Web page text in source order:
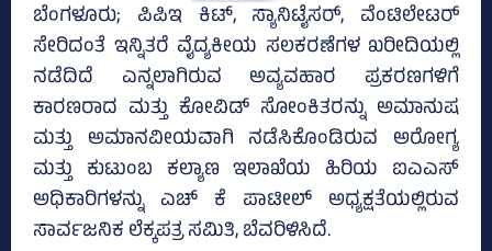
ಬೆಂಗಳೂರು; ಪಿಪಿಇ ಕಿಟ್‌, ಸ್ಯಾನಿಟೈಸರ್‌, ವೆಂಟಿಲೇಟರ್‌
ಸೇರಿದಂತೆ ಇನ್ನಿತರೆ ವೈದ್ಯಕೀಯ ಸಲಕರಣೆಗಳ ಖರೀದಿಯಲ್ಲಿ
ನಡೆದಿದೆ ಎನ್ನಲಾಗಿರುವ ಅವ್ಯವಹಾರ ಪ್ರಕರಣಗಳಿಗೆ
ಕಾರಣರಾದ ಮತ್ತು ಕೋವಿಡ್‌ ಸೋಂಕಿತರನ್ನು ಅಮಾನುಷ
ಮತ್ತು ಅಮಾನವೀಯವಾಗಿ ನಡೆಸಿಕೊಂಡಿರುವ ಅರೋಗ್ಯ
ಮತ್ತು ಕುಟುಂಬ ಕಲ್ಯಾಣ ಇಲಾಖೆಯ ಹಿರಿಯ ಐಎಎಸ್‌
ಅಧಿಕಾರಿಗಳನ್ನು ಎಚ್‌ ಕೆ ಪಾಟೀಲ್‌ ಅಧ್ಯಕ್ಷತೆಯಲ್ಲಿರುವ
ಸಾರ್ವಜನಿಕ ಲೆಕ್ಕಪತ್ರ ಸಮಿತಿ, ಬೆವರಿಳಿಸಿದೆ.